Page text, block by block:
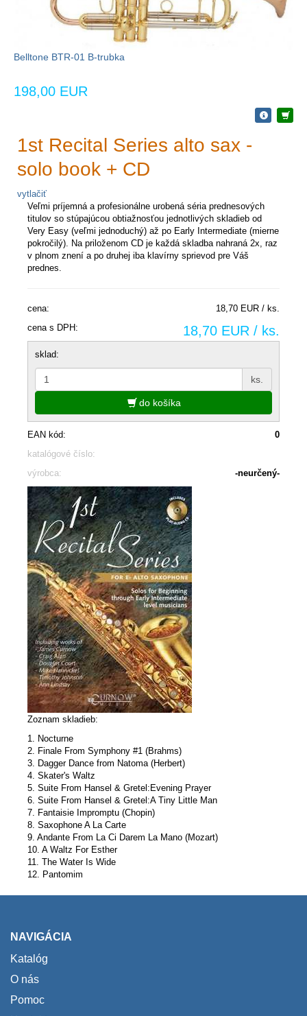
Belltone BTR-01 B-trubka
198,00 EUR
1st Recital Series alto sax -
solo book + CD
vytlačiť
Veľmi príjemná a profesionálne urobená séria prednesových
titulov so stúpajúcou obtiažnosťou jednotlivých skladieb od
Very Easy (veľmi jednoduchý) až po Early Intermediate (mierne
pokročilý). Na priloženom CD je každá skladba nahraná 2x, raz
v plnom znení a po druhej iba klavírny sprievod pre Váš
prednes.
cena:
18,70 EUR / ks.
cena s DPH:
18,70 EUR / ks.
sklad:
ks.
do košíka
EAN kód:
0
katalógové číslo:
výrobca:
-neurčený-
Zoznam skladieb:
1. Nocturne
2. Finale From Symphony #1 (Brahms)
3. Dagger Dance from Natoma (Herbert)
4. Skater's Waltz
5. Suite From Hansel & Gretel:Evening Prayer
6. Suite From Hansel & Gretel:A Tiny Little Man
7. Fantaisie Impromptu (Chopin)
8. Saxophone A La Carte
9. Andante From La Ci Darem La Mano (Mozart)
10. A Waltz For Esther
11. The Water Is Wide
12. Pantomim
NAVIGÁCIA
Katalóg
O nás
Pomoc